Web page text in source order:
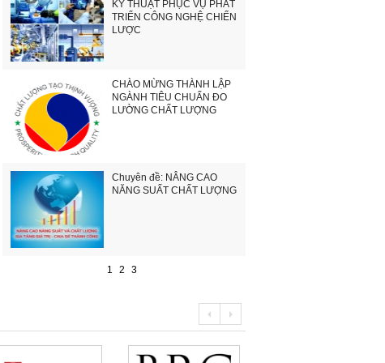
KỸ THUẬT PHỤC VỤ PHÁT
TRIỂN CÔNG NGHỆ CHIẾN
LƯỢC
CHÀO MỪNG THÀNH LẬP
NGÀNH TIÊU CHUẨN ĐO
LƯỜNG CHẤT LƯỢNG
Chuyên đề: NÂNG CAO
NĂNG SUẤT CHẤT LƯỢNG
1 2 3